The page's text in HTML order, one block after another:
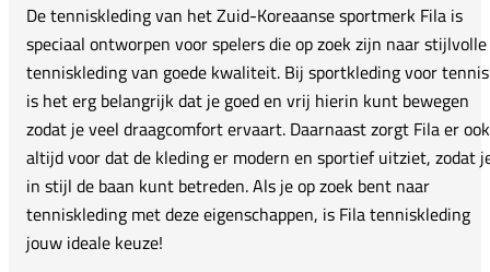
De tenniskleding van het Zuid-Koreaanse sportmerk Fila is
speciaal ontworpen voor spelers die op zoek zijn naar stijlvolle
tenniskleding van goede kwaliteit. Bij sportkleding voor tennis
is het erg belangrijk dat je goed en vrij hierin kunt bewegen
zodat je veel draagcomfort ervaart. Daarnaast zorgt Fila er ook
altijd voor dat de kleding er modern en sportief uitziet, zodat
in stijl de baan kunt betreden. Als je op zoek bent naar
tenniskleding met deze eigenschappen, is Fila tenniskleding
jouw ideale keuze!